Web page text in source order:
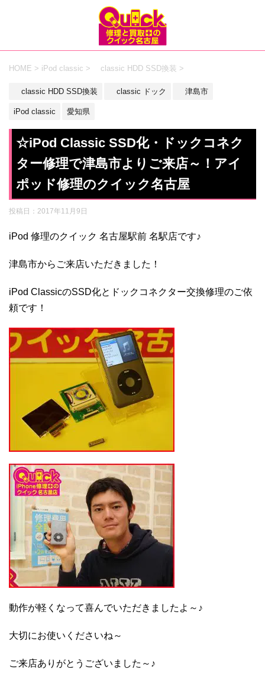
HOME > iPod classic > classic HDD SSD換装 >
classic HDD SSD換装 classic ドック 津島市
iPod classic 愛知県
☆iPod Classic SSD化・ドックコネク
ター修理で津島市よりご来店～！アイ
ポッド修理のクイック名古屋
投稿日： 2017年11月9日
iPod 修理のクイック 名古屋駅前 名駅店です♪
津島市からご来店いただきました！
iPod ClassicのSSD化とドックコネクター交換修理のご依
頼です！
動作が軽くなって喜んでいただきましたよ～♪
大切にお使いくださいね～
ご来店ありがとうございました～♪